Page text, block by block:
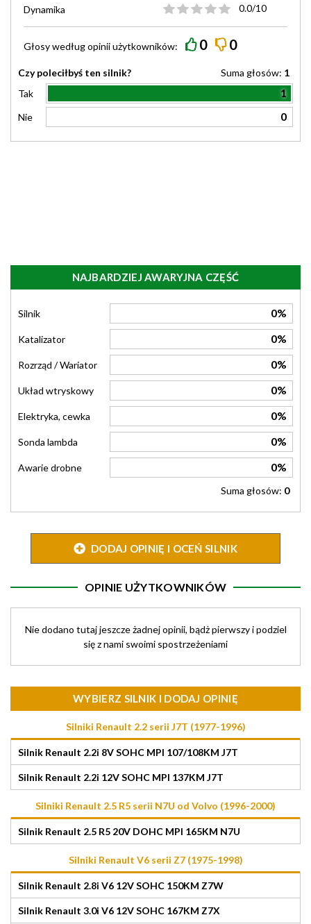
Dynamika
0.0/10
Głosy wedługopiniiużytkowników: 0 0
Czy poleciłbyś ten silnik? Suma głosów: 1
Tak
1
Nie 0
NAJBARDZIEJ AWARYJNA CZĘŚĆ
Silnik 0%
Katalizator 0%
Rozrząd / Wariator 0%
Układ wtryskowy 0%
Elektryka, cewka 0%
Sonda lambda 0%
Awarie drobne 0%
Suma głosów: 0
DODAJ OPINIĘ I OCEŃ SILNIK
OPINIE UŻYTKOWNIKÓW
Nie dodano tutaj jeszcze żadnej opinii, bądż pierwszy i podziel
się z nami swoimi spostrzeżeniami
WYBIERZ SILNIK I DODAJ OPINIĘ
Silniki Renault 2.2 serii J7T (1977-1996)
Silnik Renault 2.2i 8V SOHC MPI 107/108KM J7T
Silnik Renault 2.2i 12V SOHC MPI 137KM J7T
Silniki Renault 2.5 R5 serii N7U od Volvo (1996-2000)
Silnik Renault 2.5 R5 20V DOHC MPI 165KM N7U
Silniki Renault V6 serii Z7 (1975-1998)
Silnik Renault 2.8i V6 12V SOHC 150KM Z7W
Silnik Renault 3.0i V6 12V SOHC 167KM Z7X